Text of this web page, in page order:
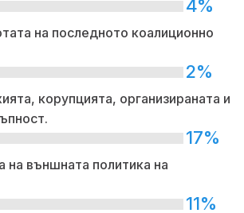
4%
на последното коалиционно
2%
корупцията, организираната и
17%
на външната политика на
11%